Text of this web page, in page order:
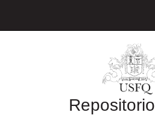
Repositorio